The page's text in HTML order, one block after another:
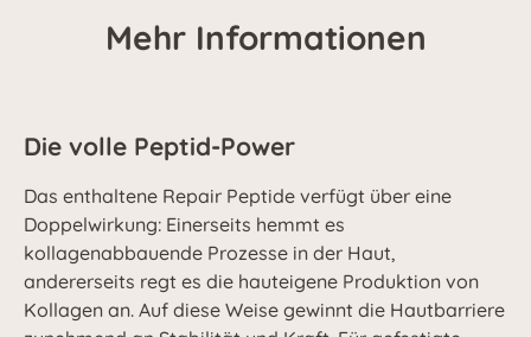
Mehr Informationen
Die volle Peptid-Power
Das enthaltene Repair Peptide verfügt über eine
Doppelwirkung: Einerseits hemmt es
kollagenabbauende Prozesse in der Haut,
andererseits regt es die hauteigene Produktion von
Kollagen an. Auf diese Weise gewinnt die Hautbarriere